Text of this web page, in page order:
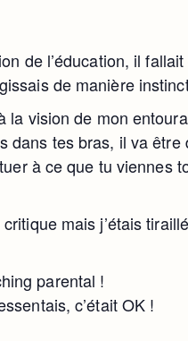
de l’éducation, il
de manière
la vision de mon
dans tes bras, il va être
à ce que tu viennes
mais j’étais
parental !
c’était OK !